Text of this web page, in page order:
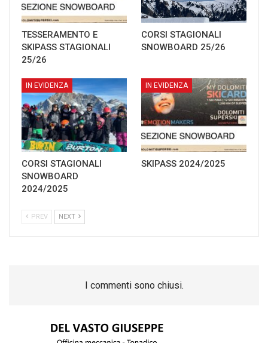
TESSERAMENTO E
SKIPASS STAGIONALI
25/26
CORSI STAGIONALI
SNOWBOARD 25/26
IN EVIDENZA
CORSI STAGIONALI
SNOWBOARD
2024/2025
IN EVIDENZA
SKIPASS 2024/2025
PREV NEXT
I commenti sono chiusi.